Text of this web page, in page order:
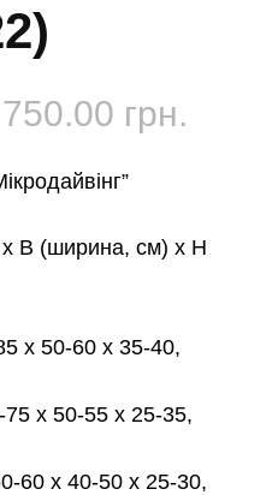
750.00 грн.
B (ширина, см) x H
x 50-60 x 35-40,
75 х 50-55 х 25-35,
60 х 40-50 х 25-30,